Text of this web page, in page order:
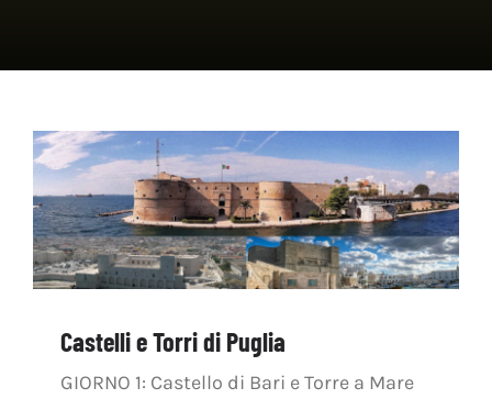
OFF TOPIC
CONTATTI
Cerca
Castelli e Torri di Puglia
GIORNO 1: Castello di Bari e Torre a Mare